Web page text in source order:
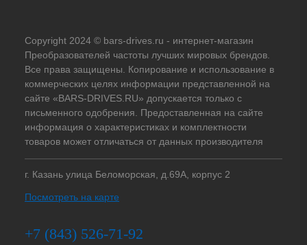
Copyright 2024 © bars-drives.ru - интернет-магазин
Преобразователей частоты лучших мировых брендов.
Все права защищены. Копирование и использование в
коммерческих целях информации представленной на
сайте «BARS-DRIVES.RU» допускается только с
письменного одобрения. Предоставленная на сайте
информация о характеристиках и комплектности
товаров может отличаться от данных производителя
г. Казань улица Беломорская, д.69А, корпус 2
Посмотреть на карте
+7 (843) 526-71-92